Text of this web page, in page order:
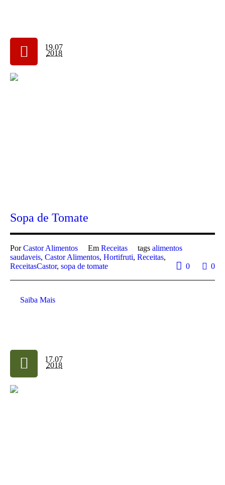
19.07
2018
Sopa de Tomate
PorCastor Alimentos Em Receitas tags alimentos
saudaveis, Castor Alimentos, Hortifruti, Receitas,
ReceitasCastor, sopa de tomate 0
0
Saiba Mais
17.07
2018